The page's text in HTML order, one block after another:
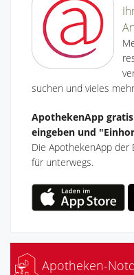
suchen und vieles
ApothekenApp
eingeben und
Die ApothekenApp
für unterwegs.
Apotheken-